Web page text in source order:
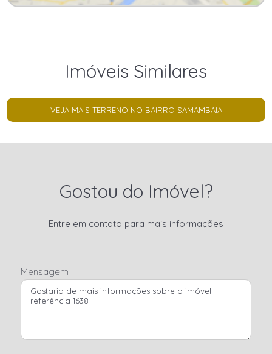
Imóveis Similares
VEJA MAIS TERRENO NO BAIRRO SAMAMBAIA
Gostou do Imóvel?
Entre em contato para mais informações
Mensagem